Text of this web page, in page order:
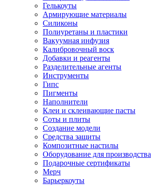
Гелькоуты
Армирующие материалы
Силиконы
Полиуретаны и пластики
Вакуумная инфузия
Калибровочный воск
Добавки и реагенты
Разделительные агенты
Инструменты
Гипс
Пигменты
Наполнители
Клеи и склеивающие пасты
Соты и плиты
Создание модели
Средства защиты
Композитные настилы
Оборудование для производства
Подарочные сертификаты
Мерч
Барьеркоуты